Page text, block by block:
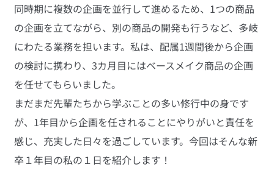
同時期に複数の企画を並行して進めるため、1つの商品
の企画を立てながら、別の商品の開発も行うなど、多岐
にわたる業務を担います。私は、配属1週間後から企画
の検討に携わり、3カ月目にはベースメイク商品の企画
を任せてもらいました。
まだまだ先輩たちから学ぶことの多い修行中の身です
が、1年目から企画を任されることにやりがいと責任を
感じ、充実した日々を過ごしています。今回はそんな新
卒１年目の私の１日を紹介します！